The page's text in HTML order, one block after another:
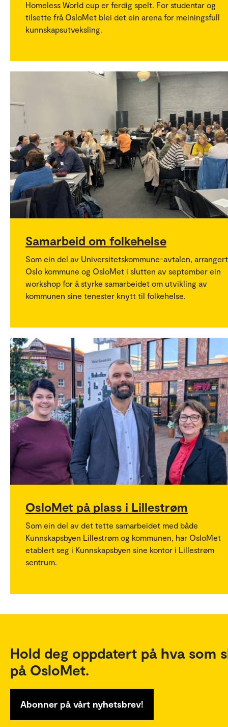
Homeless World cup er ferdig spelt. For studentar og
tilsette frå OsloMet blei det ein arena for meiningsfull
kunnskapsutveksling.
Samarbeid om folkehelse
Som ein del av Universitetskommune-avtalen,
Oslo kommune og OsloMet i slutten av september ein
workshop for å styrke samarbeidet om utvikling av
kommunen sine tenester knytt til folkehelse.
OsloMet på plass i Lillestrøm
Som ein del av det tette samarbeidet med både
Kunnskapsbyen Lillestrøm og kommunen, har OsloMet
etablert seg i Kunnskapsbyen sine kontor i Lillestrøm
sentrum.
Hold deg oppdatert på hva som
på OsloMet.
Abonner på vårt nyhetsbrev!